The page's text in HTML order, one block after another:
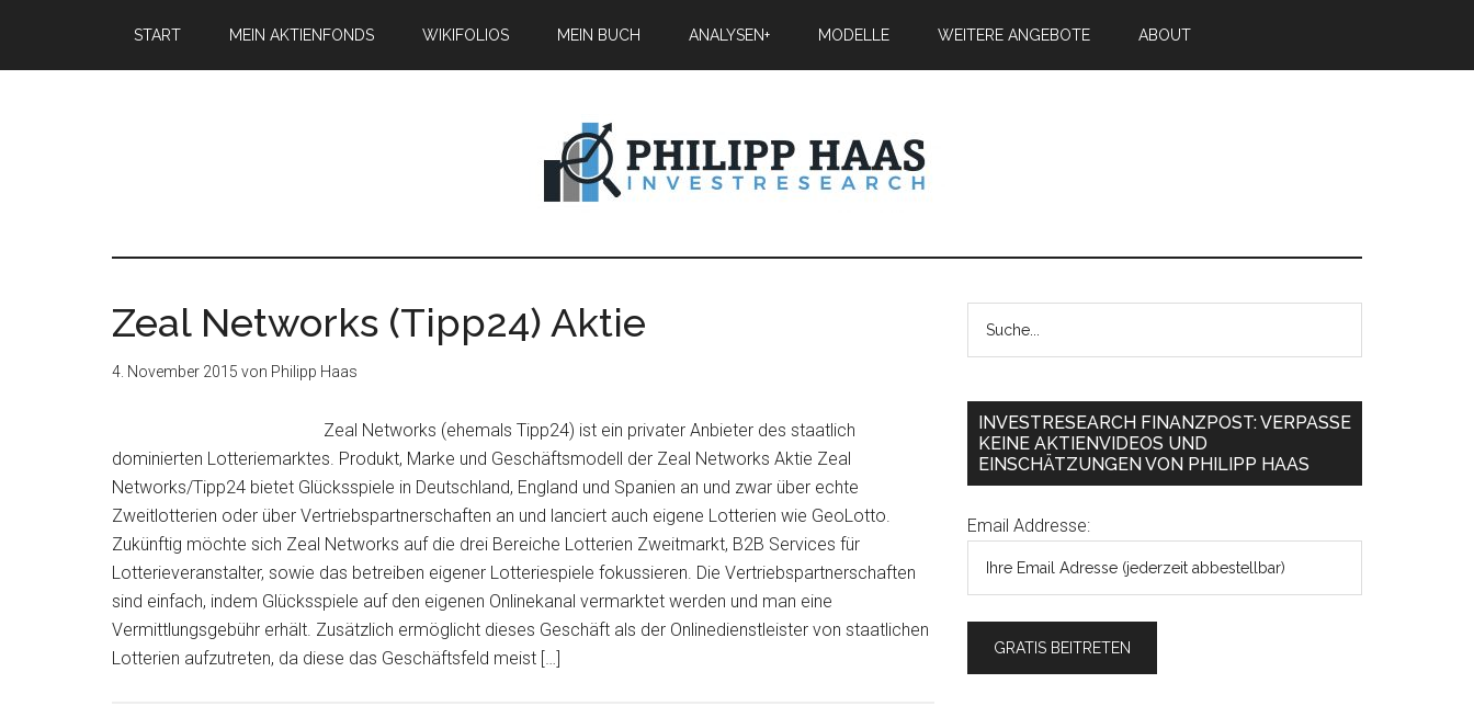
START MEIN AKTIENFONDS WIKIFOLIOS MEIN BUCH ANALYSEN+ MODELLE WEITERE ANGEBOTE ABOUT
Zeal Networks (Tipp24) Aktie
4. November 2015 von Philipp Haas
Zeal Networks (ehemals Tipp24) ist ein privater Anbieter des staatlich
dominierten Lotteriemarktes. Produkt, Marke und Geschäftsmodell der Zeal Networks Aktie Zeal
Networks/Tipp24 bietet Glücksspiele in Deutschland, England und Spanien an und zwar über echte
Zweitlotterien oder über Vertriebspartnerschaften an und lanciert auch eigene Lotterien wie GeoLotto.
Zukünftig möchte sich Zeal Networks auf die drei Bereiche Lotterien Zweitmarkt, B2B Services für
Lotterieveranstalter, sowie das betreiben eigener Lotteriespiele fokussieren. Die Vertriebspartnerschaften
sind einfach, indem Glücksspiele auf den eigenen Onlinekanal vermarktet werden und man eine
Vermittlungsgebühr erhält. Zusätzlich ermöglicht dieses Geschäft als der Onlinedienstleister von staatlichen
Lotterien aufzutreten, da diese das Geschäftsfeld meist […]
INVESTRESEARCH FINANZPOST: VERPASSE
KEINE AKTIENVIDEOS UND
EINSCHÄTZUNGEN VON PHILIPP HAAS
Email Addresse: